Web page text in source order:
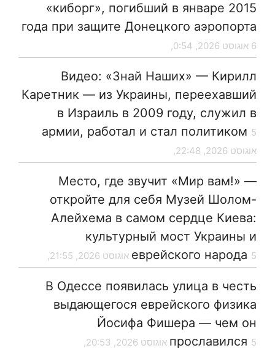
«киборг», погибший в январе 2015
года при защите Донецкого аэропорта
6 אוגוסט 2026, 0:54,
Видео: «Знай Наших» — Кирилл
Каретник — из Украины, переехавший
в Израиль в 2009 году, служил в
армии, работал и стал политиком 5
אוגוסט 2026, 22:48,
Место, где звучит «Мир вам!» —
откройте для себя Музей Шолом-
Алейхема в самом сердце Киева:
культурный мост Украины и
еврейского народа 5 אוגוסט 2026, 21:55,
В Одессе появилась улица в честь
выдающегося еврейского физика
Йосифа Фишера — чем он
прославился 5 אוגוסט 2026, 20:53,